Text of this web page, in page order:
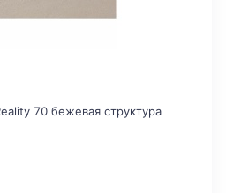
70 бежевая структура